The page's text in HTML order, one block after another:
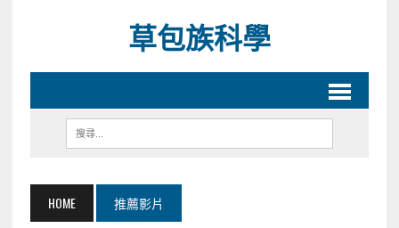
草包族科學
HOME 推薦影片